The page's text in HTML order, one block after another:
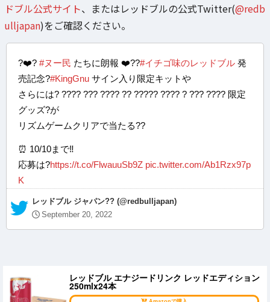
ドブル公式サイト、またはレッドブルの公式Twitter(@redb
ulljapan)をご確認ください。
?❤️‍? #ヌー民 たちに朗報 ❤️‍??#イチゴ味のレッドブル 発
売記念?#KingGnu サイン入り限定キットや
さらには? ???? ??? ???? ?? ????? ???? ? ??? ???? 限定
グッズ?が
リズムゲームクリアで当たる??
⏰ 10/10まで‼️
応募は?https://t.co/FlwauuSb9Z pic.twitter.com/Ab1Rzx97p
K
— レッドブル ジャパン?? (@redbulljapan)
September 20, 2022
レッドブル エナジードリンク レッドエディション
250mlx24本